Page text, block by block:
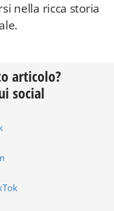
nella ricca storia
articolo?
social